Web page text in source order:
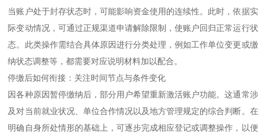
当账户处于封存状态时，可能影响资金使用的连续性。此时，依据实
际变动情况，可通过正规渠道申请解除限制，使账户回归正常运行状
态。此类操作需结合具体原因进行分类处理，例如工作单位变更或缴
纳状态调整等，都需要对应说明材料加以配合。
停缴后如何衔接：关注时间节点与条件变化
因各种原因暂停缴纳后，部分用户希望重新激活账户功能。这通常涉
及对当前就业状况、单位合作情况以及地方管理规定的综合判断。在
明确自身所处情形的基础上，可逐步完成相应登记或调整操作，以便